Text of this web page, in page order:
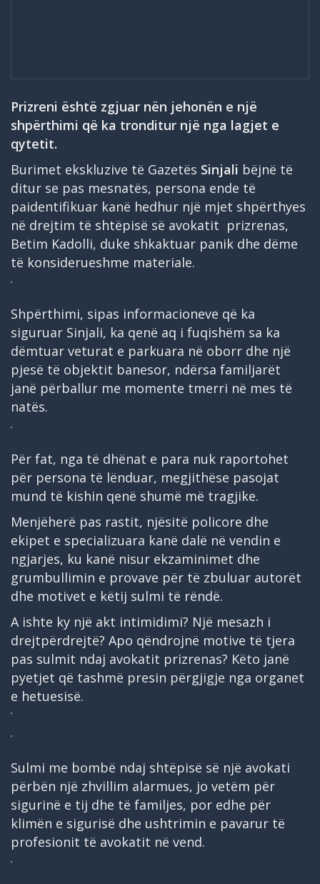
Prizreni është zgjuar nën jehonën e një
shpërthimi që ka tronditur një nga lagjet e
qytetit.
Burimet ekskluzive të Gazetës Sinjali bëjnë të
ditur se pas mesnatës, persona ende të
paidentifikuar kanë hedhur një mjet shpërthyes
në drejtim të shtëpisë së avokatit prizrenas,
Betim Kadolli, duke shkaktuar panik dhe dëme
të konsiderueshme materiale.
Shpërthimi, sipas informacioneve që ka
siguruar Sinjali, ka qenë aq i fuqishëm sa ka
dëmtuar veturat e parkuara në oborr dhe një
pjesë të objektit banesor, ndërsa familjarët
janë përballur me momente tmerri në mes të
natës.
Për fat, nga të dhënat e para nuk raportohet
për persona të lënduar, megjithëse pasojat
mund të kishin qenë shumë më tragjike.
Menjëherë pas rastit, njësitë policore dhe
ekipet e specializuara kanë dalë në vendin e
ngjarjes, ku kanë nisur ekzaminimet dhe
grumbullimin e provave për të zbuluar autorët
dhe motivet e këtij sulmi të rëndë.
A ishte ky një akt intimidimi? Një mesazh i
drejtpërdrejtë? Apo qëndrojnë motive të tjera
pas sulmit ndaj avokatit prizrenas? Këto janë
pyetjet që tashmë presin përgjigje nga organet
e hetuesisë.
Sulmi me bombë ndaj shtëpisë së një avokati
përbën një zhvillim alarmues, jo vetëm për
sigurinë e tij dhe të familjes, por edhe për
klimën e sigurisë dhe ushtrimin e pavarur të
profesionit të avokatit në vend.